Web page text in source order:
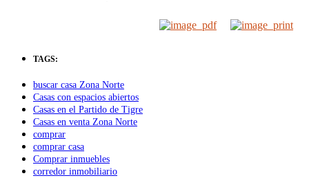
TAGS:
buscar casa Zona Norte
Casas con espacios abiertos
Casas en el Partido de Tigre
Casas en venta Zona Norte
comprar
comprar casa
Comprar inmuebles
corredor inmobiliario